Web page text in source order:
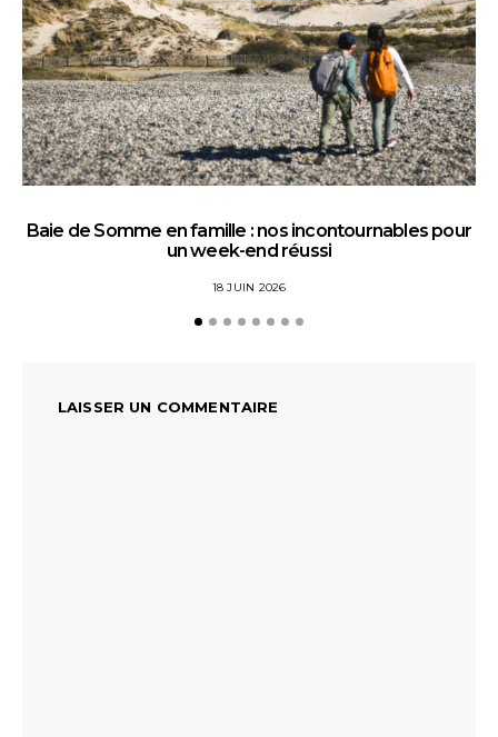
Baie de Somme en famille : nos incontournables pour
un week-end réussi
18 JUIN 2026
LAISSER UN COMMENTAIRE